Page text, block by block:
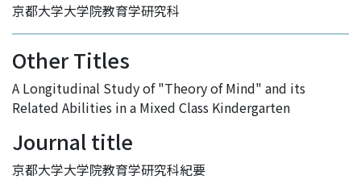
京都大学大学院教育学研究科
Other Titles
A Longitudinal Study of "Theory of Mind" and its
Related Abilities in a Mixed Class Kindergarten
Journal title
京都大学大学院教育学研究科紀要